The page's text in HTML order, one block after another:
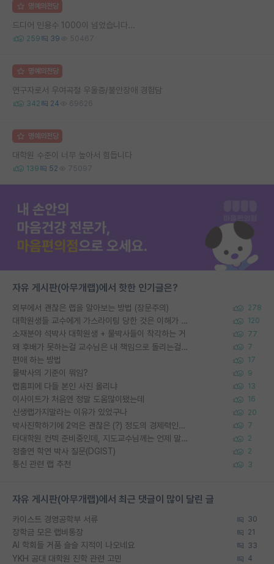
명예의전당
드디어 인용수 1000이 넘었습니다...
259 39 50467
명예의전당
연구자로서 우여곡절 우울증/불안장애 경험담
342 24 69626
명예의전당
대학원 수준이 너무 높아서 힘듭니다
139 52 75097
자유 게시판(아무개랩)에서 핫한 인기글은?
외부에서 괜찮은 랩을 알아보는 방법 (장문주의) 278
대학원생들 교수에게 가스라이팅 당한 것은 이해가 갑니다. 안타깝네요. 120
소재분야 석박사 대학원생 + 물박사들이 착각하는 거 77
왜 후배가 못하는걸 교수님은 내 책임으로 돌리는걸까요? 7
편애 하는 방법 17
물박사의 기준이 뭐임? 9
랩홈피에 다들 본인 사진 올리냐 13
이사이트가 처음엔 정말 도움많이됐는데 16
신생랩가지말라는 이유가 있었구나 20
박사진학하기에 2억은 괜찮은 (?) 정도의 경제력인가요 7
타대학원 컨텍 준비중인데, 지도교수님께는 언제 말씀드려야 할까요? 2
정출연 학연 박사 질문(DGIST) 2
통신 관련 랩 추천 3
자유 게시판(아무개랩)에서 최근 댓글이 많이 달린 글
카이스트 경영공학부 서류 30
장학금 모은 랩비통장 21
AI 학회들 거품 슬슬 지적이 나오네요 33
YKH 공대 대학원 진학 관련 고민 4